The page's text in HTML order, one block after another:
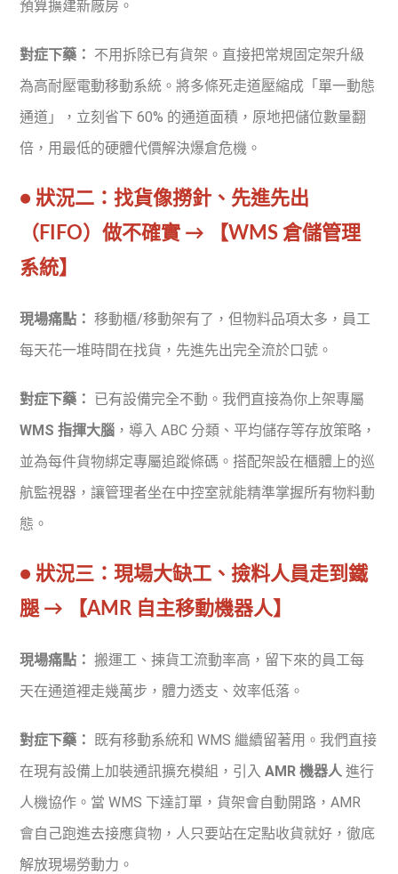
預算擴建新廠房。
對症下藥： 不用拆除已有貨架。直接把常規固定架升級
為高耐壓電動移動系統。將多條死走道壓縮成「單一動態
通道」，立刻省下 60% 的通道面積，原地把儲位數量翻
倍，用最低的硬體代價解決爆倉危機。
● 狀況二：找貨像撈針、先進先出
（FIFO）做不確實 → 【WMS 倉儲管理
系統】
現場痛點： 移動櫃/移動架有了，但物料品項太多，員工
每天花一堆時間在找貨，先進先出完全流於口號。
對症下藥： 已有設備完全不動。我們直接為你上架專屬
WMS 指揮大腦 ，導入 ABC 分類、平均儲存等存放策略，
並為每件貨物綁定專屬追蹤條碼。搭配架設在櫃體上的巡
航監視器，讓管理者坐在中控室就能精準掌握所有物料動
態。
● 狀況三：現場大缺工、撿料人員走到鐵
腿 → 【AMR 自主移動機器人】
現場痛點： 搬運工、揀貨工流動率高，留下來的員工每
天在通道裡走幾萬步，體力透支、效率低落。
對症下藥： 既有移動系統和 WMS 繼續留著用。我們直接
在現有設備上加裝通訊擴充模組，引入AMR 機器人 進行
人機協作。當 WMS 下達訂單，貨架會自動開路，AMR
會自己跑進去接應貨物，人只要站在定點收貨就好，徹底
解放現場勞動力。